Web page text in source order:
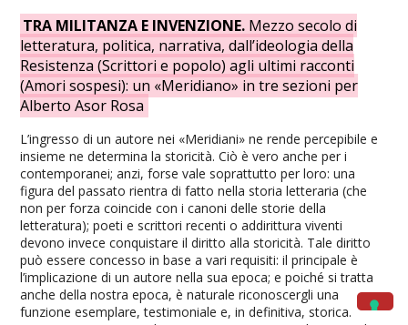
TRA MILITANZA E INVENZIONE. Mezzo secolo di
letteratura, politica, narrativa, dall’ideologia della
Resistenza (Scrittori e popolo) agli ultimi racconti
(Amori sospesi): un «Meridiano» in tre sezioni per
Alberto Asor Rosa
L’ingresso di un autore nei «Meridiani» ne rende percepibile e
insieme ne determina la storicità. Ciò è vero anche per i
contemporanei; anzi, forse vale soprattutto per loro: una
figura del passato rientra di fatto nella storia letteraria (che
non per forza coincide con i canoni delle storie della
letteratura); poeti e scrittori recenti o addirittura viventi
devono invece conquistare il diritto alla storicità. Tale diritto
può essere concesso in base a vari requisiti: il principale è
l’implicazione di un autore nella sua epoca; e poiché si tratta
anche della nostra epoca, è naturale riconoscergli una
funzione esemplare, testimoniale e, in definitiva, storica.